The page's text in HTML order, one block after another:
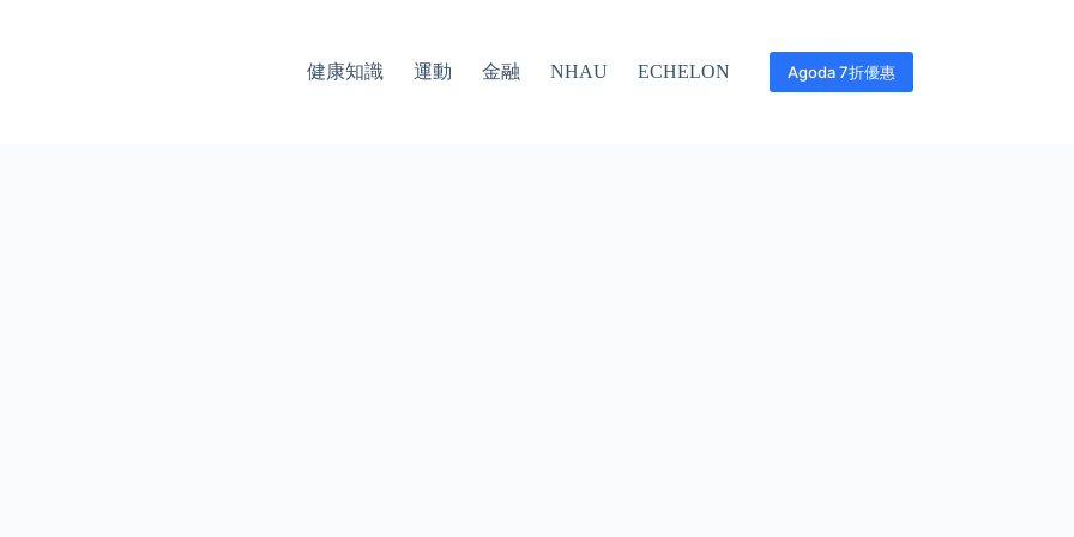
健康知識 運動 金融 NHAU ECHELON Agoda 7折優惠